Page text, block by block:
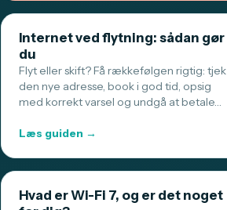
Internet ved flytning: sådan gør
du
Flyt eller skift? Få rækkefølgen rigtig: tjek
den nye adresse, book i god tid, opsig
med korrekt varsel og undgå at betale…
Læs guiden →
Hvad er Wi-Fi 7, og er det noget